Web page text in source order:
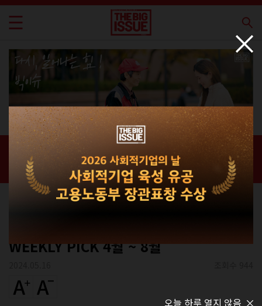
신간 · 과월호
홈 / 매거진 / 신간 · 과월호
WEEKLY PICK 4월 ~ 8월
오늘 하루 열지 않음